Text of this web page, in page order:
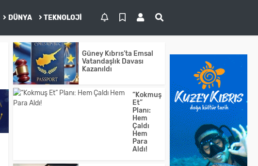
DÜNYA TEKNOLOJI
Güney Kıbrıs’ta Emsal
Vatandaşlık Davası
Kazanıldı
“Kokmuş
Et”
Planı:
Hem
Çaldı
Hem
Para
Aldı!